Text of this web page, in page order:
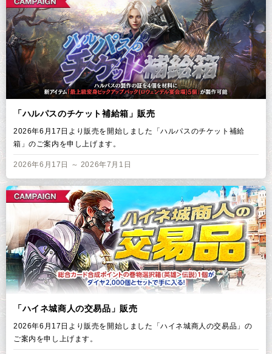
「ハルパスのチケット補給箱」販売
2026年6月17日より販売を開始しました「ハルパスのチケット補給
箱」のご案内を申し上げます。
2026年6月17日 ～ 2026年7月1日
「ハイネ城商人の交易品」販売
2026年6月17日より販売を開始しました「ハイネ城商人の交易品」の
ご案内を申し上げます。